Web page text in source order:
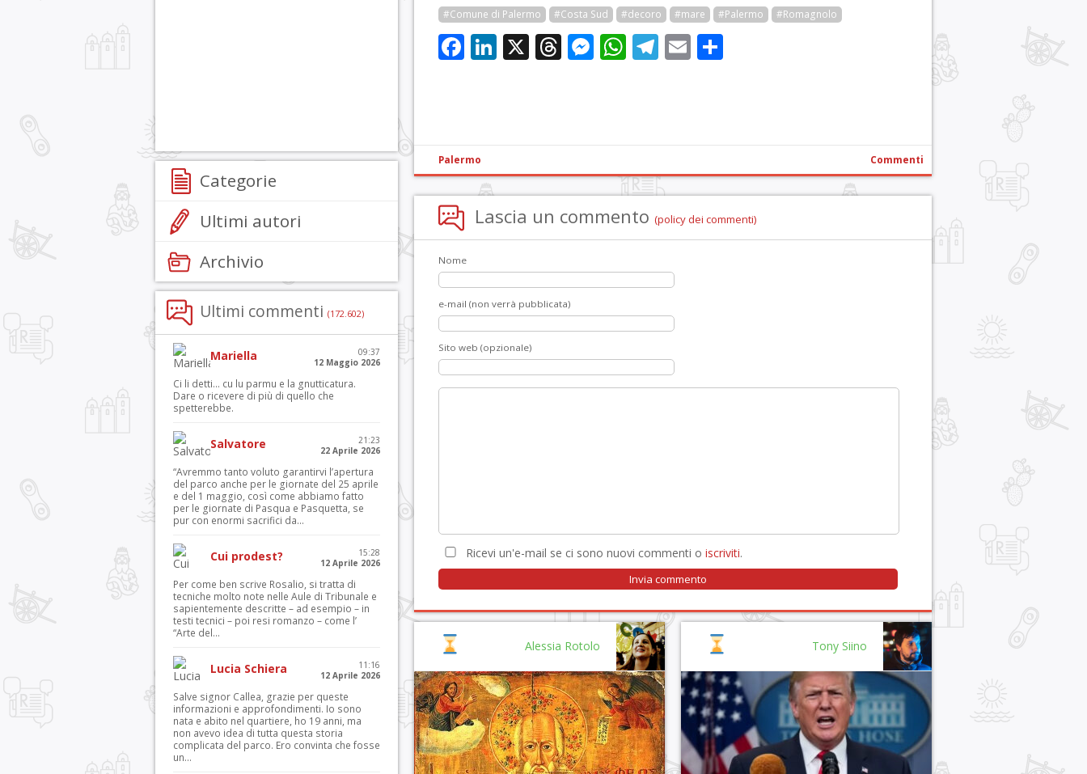
#Comune di Palermo #Costa Sud #decoro #mare #Palermo #Romagnolo
Facebook
LinkedIn
X Threads
Messenger
WhatsApp
Telegram
Email
Palermo Commenti
Lascia un commento (policy dei commenti)
Nome
e-mail (non verrà pubblicata)
Sito web (opzionale)
Ricevi un'e-mail se ci sono nuovi commenti o iscriviti.
Tony Siino
Alessia Rotolo
Categorie
Ultimi autori
Archivio
Ultimi commenti (172.602)
Mariella
09:37
12 Maggio 2026
Ci li detti… cu lu parmu e la gnutticatura.
Dare o ricevere di più di quello che
spetterebbe.
Salvatore
21:23
22 Aprile 2026
“Avremmo tanto voluto garantirvi l’apertura
del parco anche per le giornate del 25 aprile
e del 1 maggio, così come abbiamo fatto
per le giornate di Pasqua e Pasquetta, se
pur con enormi sacrifici da...
Cui prodest?
15:28
12 Aprile 2026
Per come ben scrive Rosalio, si tratta di
tecniche molto note nelle Aule di Tribunale e
sapientemente descritte – ad esempio – in
testi tecnici – poi resi romanzo – come l’
“Arte del...
Lucia Schiera
11:16
12 Aprile 2026
Salve signor Callea, grazie per queste
informazioni e approfondimenti. Io sono
nata e abito nel quartiere, ho 19 anni, ma
non avevo idea di tutta questa storia
complicata del parco. Ero convinta che fosse
un...